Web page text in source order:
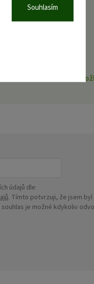
Souhlasím
údajů dle
. Tímto potvrzuji, že jsem byl
je možné kdykoliv